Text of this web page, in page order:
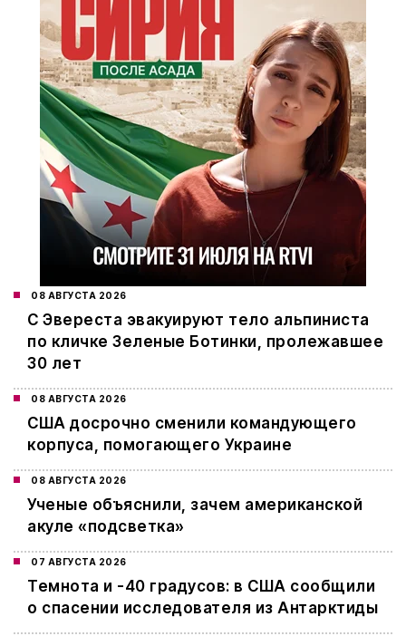
08 АВГУСТА 2026
С Эвереста эвакуируют тело альпиниста
по кличке Зеленые Ботинки, пролежавшее
30 лет
08 АВГУСТА 2026
США досрочно сменили командующего
корпуса, помогающего Украине
08 АВГУСТА 2026
Ученые объяснили, зачем американской
акуле «подсветка»
07 АВГУСТА 2026
Темнота и -40 градусов: в США сообщили
о спасении исследователя из Антарктиды